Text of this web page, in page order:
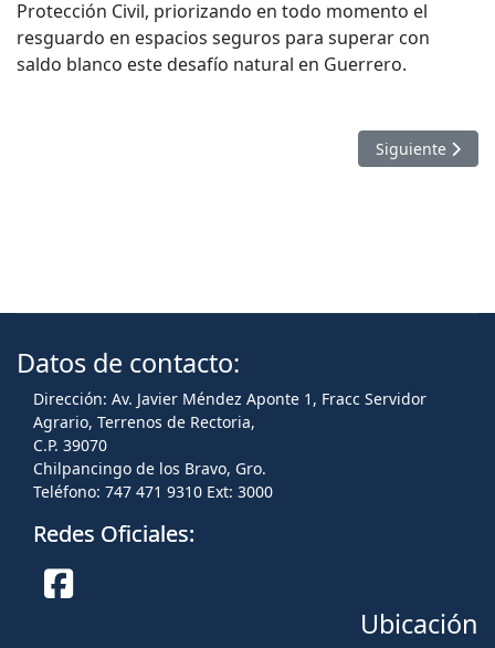
Protección Civil, priorizando en todo momento el
resguardo en espacios seguros para superar con
saldo blanco este desafío natural en Guerrero.
Artículo
Siguiente
Datos de contacto:
Dirección: Av. Javier Méndez Aponte 1, Fracc Servidor
Agrario, Terrenos de Rectoria,
C.P. 39070
Chilpancingo de los Bravo, Gro.
Teléfono: 747 471 9310 Ext: 3000
Redes Oficiales:
Ubicación